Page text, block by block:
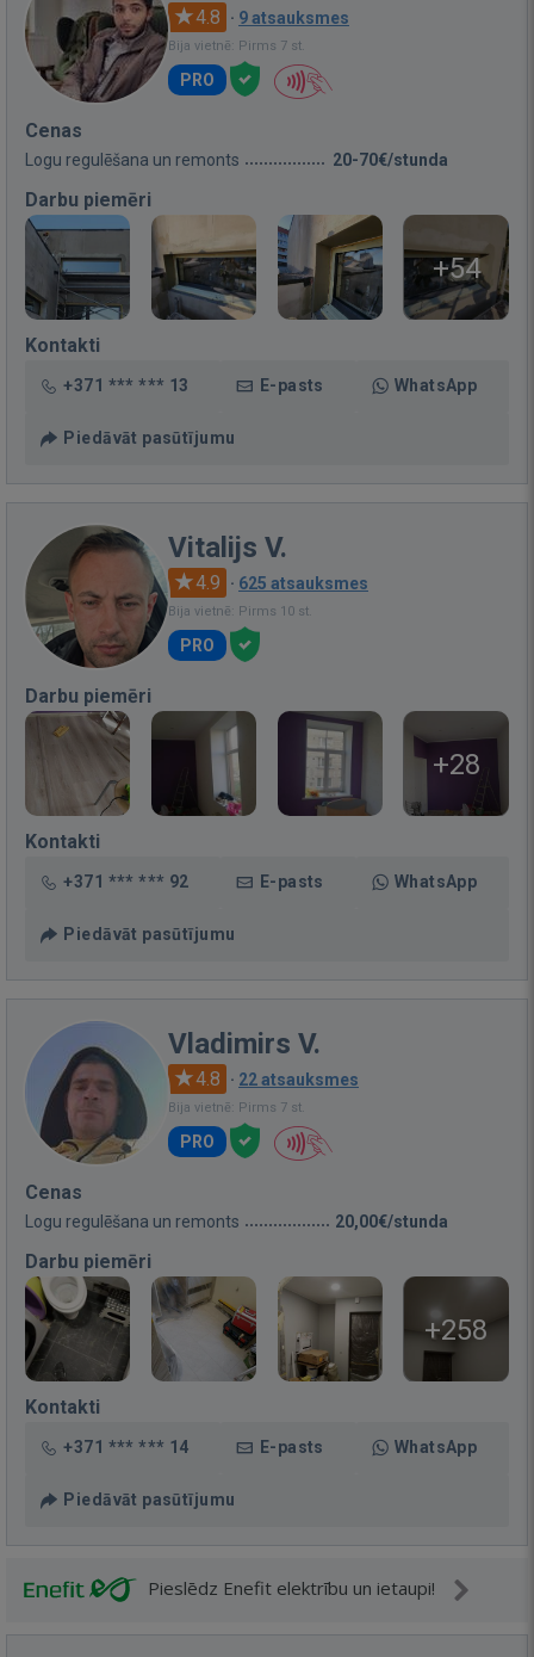
4.8 · 9 atsauksmes
Bija vietnē: Pirms 7 st.
PRO
Cenas
Logu regulēšana un remonts 20-70€/stunda
Darbu piemēri
+54
Kontakti
+371 *** *** 13 E-pasts WhatsApp
Piedāvāt pasūtījumu
Vitalijs V.
4.9 · 625 atsauksmes
Bija vietnē: Pirms 10 st.
PRO
Darbu piemēri
+28
Kontakti
+371 *** *** 92 E-pasts WhatsApp
Piedāvāt pasūtījumu
Vladimirs V.
4.8 · 22 atsauksmes
Bija vietnē: Pirms 7 st.
PRO
Cenas
Logu regulēšana un remonts 20,00€/stunda
Darbu piemēri
+258
Kontakti
+371 *** *** 14 E-pasts WhatsApp
Piedāvāt pasūtījumu
Pieslēdz Enefit elektrību un ietaupi!